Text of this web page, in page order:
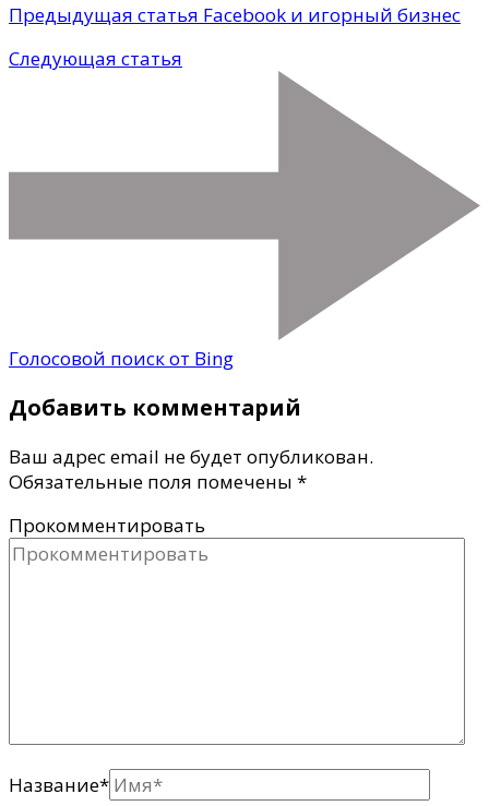
Предыдущая статья Facebook и игорный бизнес
Следующая статья
Голосовой поиск от Bing
Добавить комментарий
Ваш адрес email не будет опубликован.
Обязательные поля помечены *
Прокомментировать
Название*